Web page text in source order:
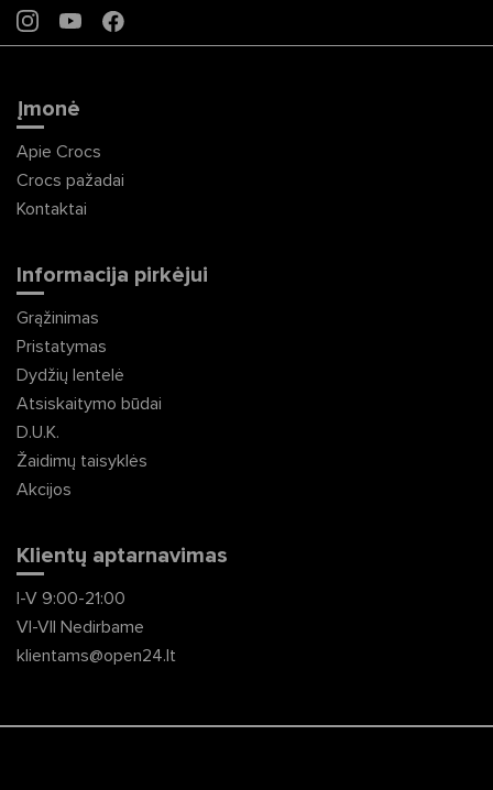
INSTAGRAM
YOUTUBEFACEBOOK
Įmonė
Apie Crocs
Crocs pažadai
Kontaktai
Informacija pirkėjui
Grąžinimas
Pristatymas
Dydžių lentelė
Atsiskaitymo būdai
D.U.K.
Žaidimų taisyklės
Akcijos
Klientų aptarnavimas
I-V 9:00-21:00
VI-VII Nedirbame
klientams@open24.lt